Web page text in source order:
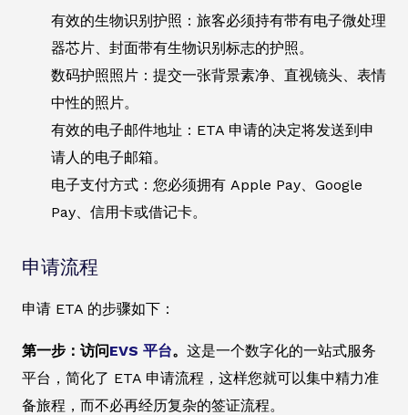
有效的生物识别护照：旅客必须持有带有电子微处理
器芯片、封面带有生物识别标志的护照。
数码护照照片：提交一张背景素净、直视镜头、表情
中性的照片。
有效的电子邮件地址：ETA 申请的决定将发送到申
请人的电子邮箱。
电子支付方式：您必须拥有 Apple Pay、Google
Pay、信用卡或借记卡。
申请流程
申请 ETA 的步骤如下：
第一步：访问EVS 平台。 这是一个数字化的一站式服务
平台，简化了 ETA 申请流程，这样您就可以集中精力准
备旅程，而不必再经历复杂的签证流程。